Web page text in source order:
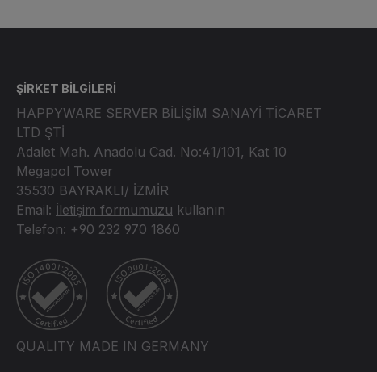
ŞİRKET BİLGİLERİ
HAPPYWARE SERVER BİLİŞİM SANAYİ TİCARET
LTD ŞTİ
Adalet Mah. Anadolu Cad. No:41/101, Kat 10
Megapol Tower
35530 BAYRAKLI/ İZMİR
Email: İletişim formumuzu kullanın
Telefon: +90 232 970 1860
ISO14001, ISO9001 certified
QUALITY MADE IN GERMANY